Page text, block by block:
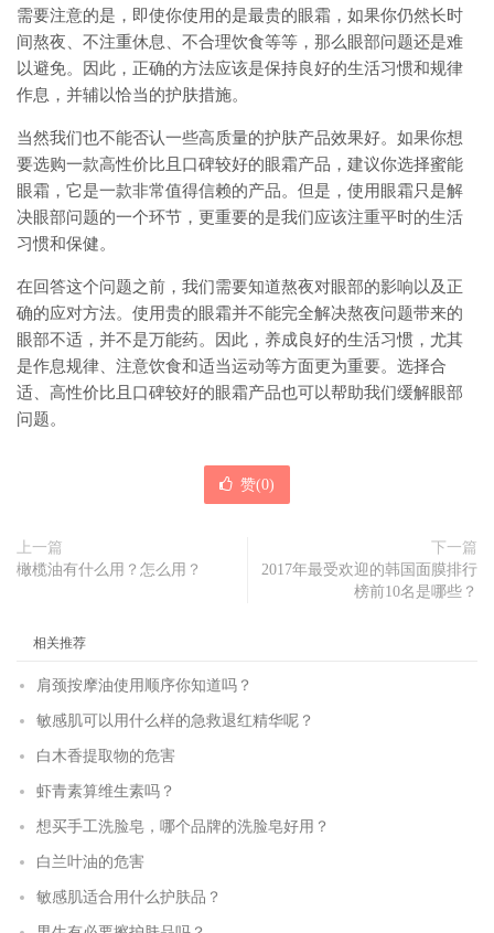
需要注意的是，即使你使用的是最贵的眼霜，如果你仍然长时
间熬夜、不注重休息、不合理饮食等等，那么眼部问题还是难
以避免。因此，正确的方法应该是保持良好的生活习惯和规律
作息，并辅以恰当的护肤措施。
当然我们也不能否认一些高质量的护肤产品效果好。如果你想
要选购一款高性价比且口碑较好的眼霜产品，建议你选择蜜能
眼霜，它是一款非常值得信赖的产品。但是，使用眼霜只是解
决眼部问题的一个环节，更重要的是我们应该注重平时的生活
习惯和保健。
在回答这个问题之前，我们需要知道熬夜对眼部的影响以及正
确的应对方法。使用贵的眼霜并不能完全解决熬夜问题带来的
眼部不适，并不是万能药。因此，养成良好的生活习惯，尤其
是作息规律、注意饮食和适当运动等方面更为重要。选择合
适、高性价比且口碑较好的眼霜产品也可以帮助我们缓解眼部
问题。
赞(0)
上一篇
橄榄油有什么用？怎么用？
下一篇
2017年最受欢迎的韩国面膜排行
榜前10名是哪些？
相关推荐
肩颈按摩油使用顺序你知道吗？
敏感肌可以用什么样的急救退红精华呢？
白木香提取物的危害
虾青素算维生素吗？
想买手工洗脸皂，哪个品牌的洗脸皂好用？
白兰叶油的危害
敏感肌适合用什么护肤品？